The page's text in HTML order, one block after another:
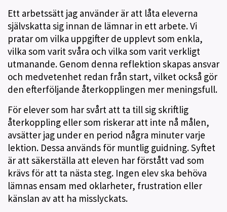
Ett arbetssätt jag använder är att låta eleverna
självskatta sig innan de lämnar in ett arbete. Vi
pratar om vilka uppgifter de upplevt som enkla,
vilka som varit svåra och vilka som varit verkligt
utmanande. Genom denna reflektion skapas ansvar
och medvetenhet redan från start, vilket också gör
den efterföljande återkopplingen mer meningsfull.
För elever som har svårt att ta till sig skriftlig
återkoppling eller som riskerar att inte nå målen,
avsätter jag under en period några minuter varje
lektion. Dessa används för muntlig guidning. Syftet
är att säkerställa att eleven har förstått vad som
krävs för att ta nästa steg. Ingen elev ska behöva
lämnas ensam med oklarheter, frustration eller
känslan av att ha misslyckats.